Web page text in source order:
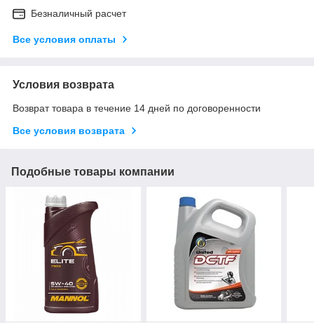
Безналичный расчет
Все условия оплаты
Условия возврата
Возврат товара в течение 14 дней по договоренности
Все условия возврата
Подобные товары компании